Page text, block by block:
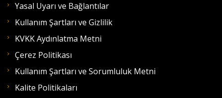
Yasal Uyarı ve Bağlantılar
Kullanım Şartları ve Gizlilik
KVKK Aydınlatma Metni
Çerez Politikası
Kullanım Şartları ve Sorumluluk Metni
Kalite Politikaları